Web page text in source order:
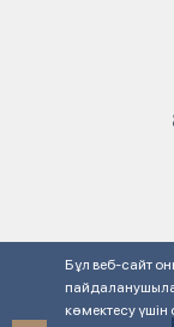
Бұл веб-сайт
көмектесу